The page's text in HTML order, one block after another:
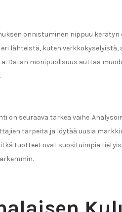
onnistuminen riippuu kerätyn
lähteistä, kuten
Datan monipuolisuus auttaa
on seuraava tärkeä vaihe.
tarpeita ja löytää uusia
tuotteet ovat suosituimpia